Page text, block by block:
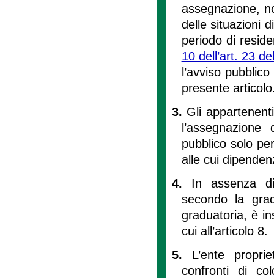
assegnazione,
delle situazioni
periodo di
10 dell’art. 23
l’avviso
presente
3. Gli
pubblico solo
alle cui
4. In assenza
secondo la
graduatoria, è
cui all’articolo 8.
5. L’ente
confronti di